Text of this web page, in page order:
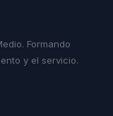
Formando
y el servicio.